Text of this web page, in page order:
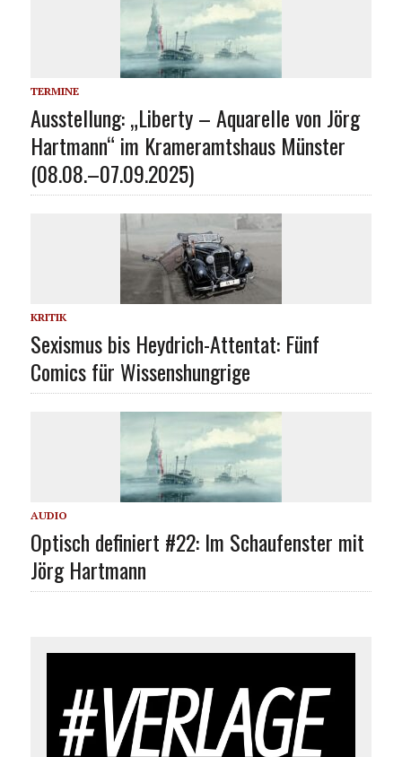
TERMINE
Ausstellung: „Liberty – Aquarelle von Jörg
Hartmann“ im Krameramtshaus Münster
(08.08.–07.09.2025)
KRITIK
Sexismus bis Heydrich-Attentat: Fünf
Comics für Wissenshungrige
AUDIO
Optisch definiert #22: Im Schaufenster mit
Jörg Hartmann